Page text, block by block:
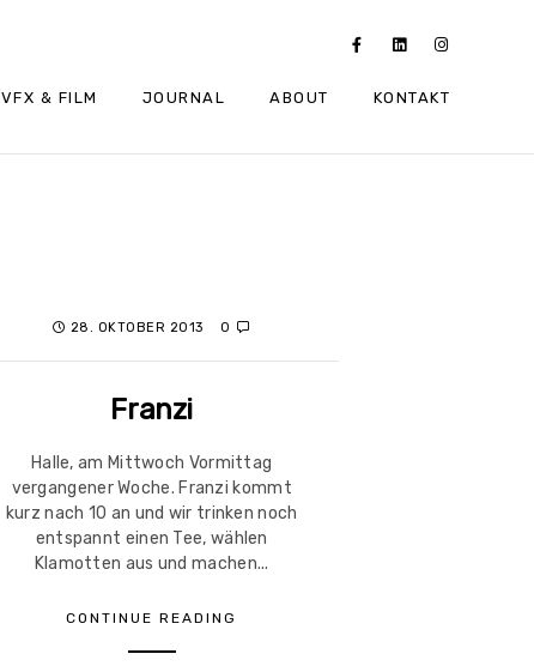
VFX & FILM JOURNAL ABOUT KONTAKT
28. OKTOBER 2013 0
Franzi
Halle, am Mittwoch Vormittag
vergangener Woche. Franzi kommt
kurz nach 10 an und wir trinken noch
entspannt einen Tee, wählen
Klamotten aus und machen...
CONTINUE READING